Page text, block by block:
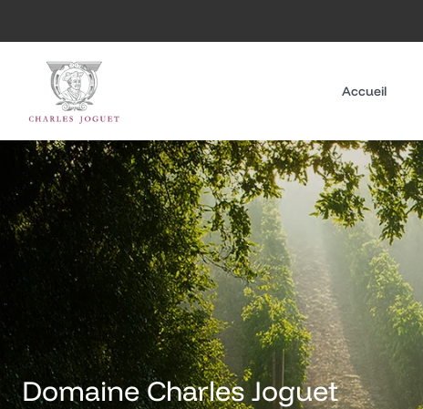
Accueil
Domaine Charles Joguet